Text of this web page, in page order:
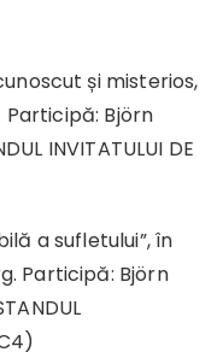
și misterios,
Participă: Björn
INVITATULUI DE
a sufletului”, în
Participă: Björn